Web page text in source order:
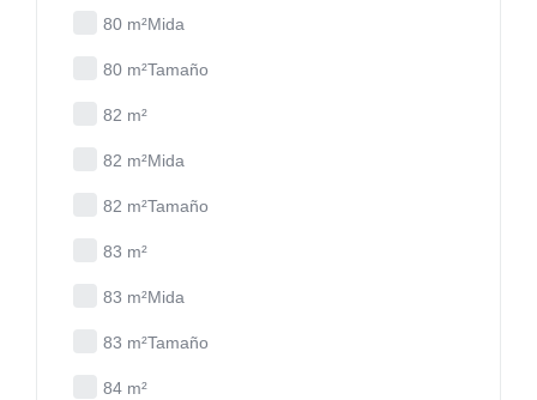
80 m²Mida
80 m²Tamaño
82 m²
82 m²Mida
82 m²Tamaño
83 m²
83 m²Mida
83 m²Tamaño
84 m²